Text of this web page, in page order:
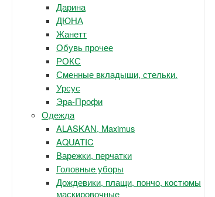
Дарина
ДЮНА
Жанетт
Обувь прочее
РОКС
Сменные вкладыши, стельки.
Урсус
Эра-Профи
Одежда
ALASKAN, Maximus
AQUATIC
Варежки, перчатки
Головные уборы
Дождевики, плащи, пончо, костюмы
маскировочные